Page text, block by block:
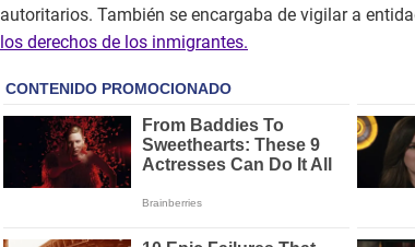
autoritarios. También se encargaba de vigilar a
los derechos de los inmigrantes.